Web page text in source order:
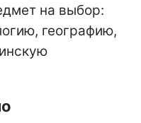
на выбор:
географию,